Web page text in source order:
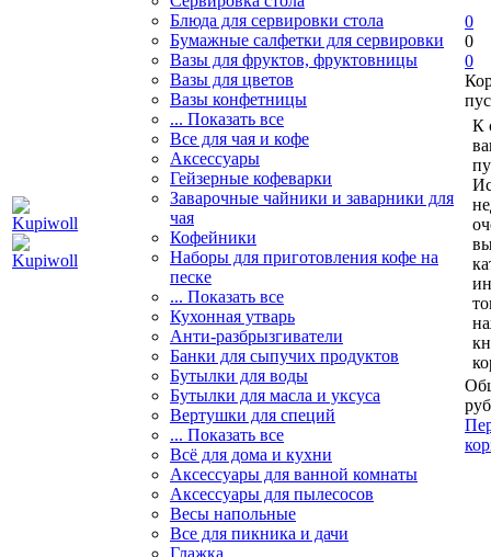
Блюда для сервировки стола
Бумажные салфетки для сервировки
Вазы для фруктов, фруктовницы
Вазы для цветов
Вазы конфетницы
... Показать все
Все для чая и кофе
Аксессуары
Гейзерные кофеварки
Заварочные чайники и заварники для
чая
Кофейники
Наборы для приготовления кофе на
песке
... Показать все
Кухонная утварь
Анти-разбрызгиватели
Банки для сыпучих продуктов
Бутылки для воды
Бутылки для масла и уксуса
Вертушки для специй
... Показать все
Всё для дома и кухни
Аксессуары для ванной комнаты
Аксессуары для пылесосов
Весы напольные
Все для пикника и дачи
Глажка
0
0
0
К